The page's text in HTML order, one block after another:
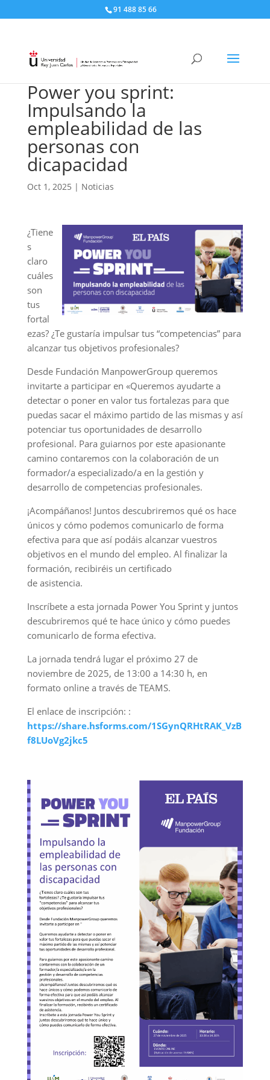
91 488 85 66
Power you sprint:
Impulsando la
empleabilidad de las
personas con
dicapacidad
Oct 1, 2025 | Noticias
¿Tiene
s
claro
cuáles
son
tus
fortal
ezas? ¿Te gustaría impulsar tus “competencias” para
alcanzar tus objetivos profesionales?
Desde Fundación ManpowerGroup queremos
invitarte a participar en «Queremos ayudarte a
detectar o poner en valor tus fortalezas para que
puedas sacar el máximo partido de las mismas y así
potenciar tus oportunidades de desarrollo
profesional. Para guiarnos por este apasionante
camino contaremos con la colaboración de un
formador/a especializado/a en la gestión y
desarrollo de competencias profesionales.
¡Acompáñanos! Juntos descubriremos qué os hace
únicos y cómo podemos comunicarlo de forma
efectiva para que así podáis alcanzar vuestros
objetivos en el mundo del empleo. Al finalizar la
formación, recibiréis un certificado
de asistencia.
Inscríbete a esta jornada Power You Sprint y juntos
descubriremos qué te hace único y cómo puedes
comunicarlo de forma efectiva.
La jornada tendrá lugar el próximo 27 de
noviembre de 2025, de 13:00 a 14:30 h, en
formato online a través de TEAMS.
El enlace de inscripción: :
https://share.hsforms.com/1SGynQRHtRAK_VzB
f8LUoVg2jkc5